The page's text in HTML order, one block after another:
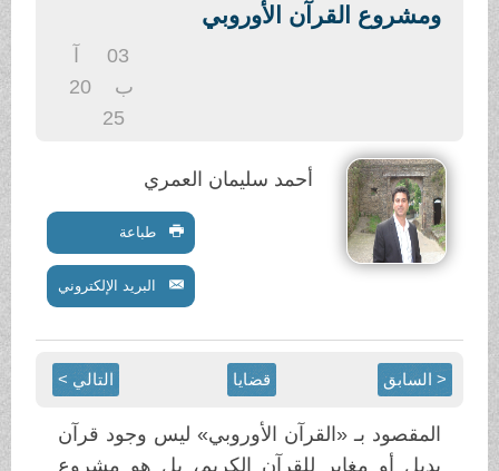
ومشروع القرآن الأوروبي
أحمد سليمان العمري
طباعة
البريد الإلكتروني
< السابق قضايا التالي >
المقصود بـ «القرآن الأوروبي» ليس وجود قرآن
بديل أو مغاير للقرآن الكريم، بل هو مشروع